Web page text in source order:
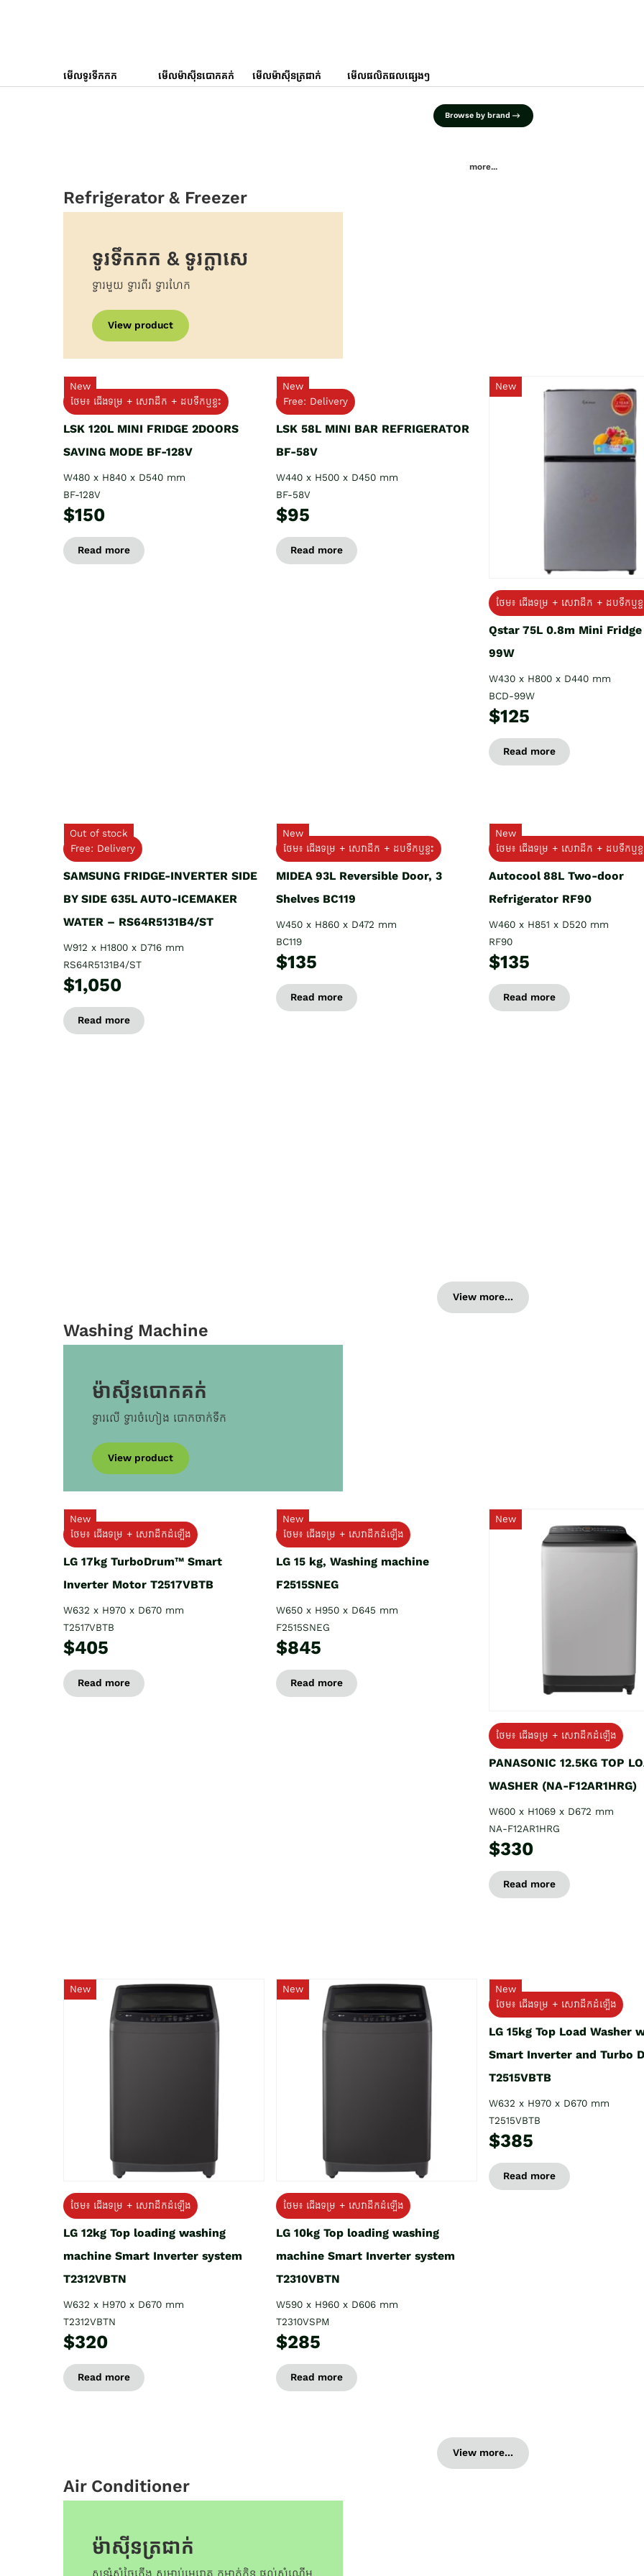
មើលទូរទឹកកក មើលម៉ាស៊ីនបោកគក់ មើលម៉ាស៊ីនត្រជាក់ មើលផលិតផលផ្សេងៗ
Browse by brand
more...
Refrigerator & Freezer
ទូរទឹកកក & ទូរក្លាសេ
ទ្វារមួយ ទ្វារពីរ ទ្វារហែក
View product
New
ថែម៖ ជើងទម្រ + សេវាដឹក + ដបទឹកឬខ្ទះ
LSK 120L MINI FRIDGE 2DOORS
SAVING MODE BF-128V
W480 x H840 x D540 mm
BF-128V
$150
Read more
New
Free: Delivery
LSK 58L MINI BAR REFRIGERATOR
BF-58V
W440 x H500 x D450 mm
BF-58V
$95
Read more
New
ថែម៖ ជេីងទម្រ + សេវាដឹក + ដបទឹកឬខ្ទ
Qstar 75L 0.8m Mini Fridge
99W
W430 x H800 x D440 mm
BCD-99W
$125
Read more
Out of stock
Free: Delivery
SAMSUNG FRIDGE-INVERTER SIDE
BY SIDE 635L AUTO-ICEMAKER
WATER – RS64R5131B4/ST
W912 x H1800 x D716 mm
RS64R5131B4/ST
$1,050
Read more
New
ថែម៖ ជើងទម្រ + សេវាដឹក + ដបទឹកឬខ្ទះ
MIDEA 93L Reversible Door, 3
Shelves BC119
W450 x H860 x D472 mm
BC119
$135
Read more
New
ថែម៖ ជើងទម្រ + សេវាដឹក + ដបទឹកឬខ្ទ
Autocool 88L Two-door
Refrigerator RF90
W460 x H851 x D520 mm
RF90
$135
Read more
View more...
Washing Machine
ម៉ាស៊ីនបោកគក់
ទ្វារលើ ទ្វារចំហៀង បោកចាក់ទឹក
View product
New
ថែម៖ ជើងទម្រ + សេវាដឹកដំឡើង
LG 17kg TurboDrum™ Smart
Inverter Motor T2517VBTB
W632 x H970 x D670 mm
T2517VBTB
$405
Read more
New
ថែម៖ ជើងទម្រ + សេវាដឹកដំឡើង
LG 15 kg, Washing machine
F2515SNEG
W650 x H950 x D645 mm
F2515SNEG
$845
Read more
New
ថែម៖ ជើងទម្រ + សេវាដឹកដំឡើង
PANASONIC 12.5KG TOP
WASHER (NA-F12AR1HRG)
W600 x H1069 x D672 mm
NA-F12AR1HRG
$330
Read more
New
ថែម៖ ជើងទម្រ + សេវាដឹកដំឡើង
LG 12kg Top loading washing
machine Smart Inverter system
T2312VBTN
W632 x H970 x D670 mm
T2312VBTN
$320
Read more
New
ថែម៖ ជើងទម្រ + សេវាដឹកដំឡើង
LG 10kg Top loading washing
machine Smart Inverter system
T2310VBTN
W590 x H960 x D606 mm
T2310VSPM
$285
Read more
New
ថែម៖ ជើងទម្រ + សេវាដឹកដំឡើង
LG 15kg Top Load Washer
Smart Inverter and Turbo
T2515VBTB
W632 x H970 x D670 mm
T2515VBTB
$385
Read more
View more...
Air Conditioner
ម៉ាស៊ីនត្រជាក់